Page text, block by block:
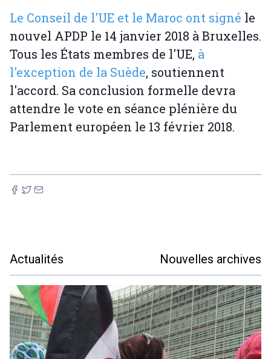
Le Conseil de l'UE et le Maroc ont signé le
nouvel APDP le 14 janvier 2018 à Bruxelles.
Tous les États membres de l'UE, à
l'exception de la Suède, soutiennent
l'accord. Sa conclusion formelle devra
attendre le vote en séance plénière du
Parlement européen le 13 février 2018.
Actualités Nouvelles archives